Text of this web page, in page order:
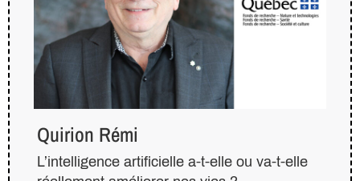
Quirion Rémi
L’intelligence artificielle a-t-elle ou va-t-elle